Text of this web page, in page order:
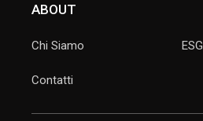
ABOUT
Chi Siamo
Contatti